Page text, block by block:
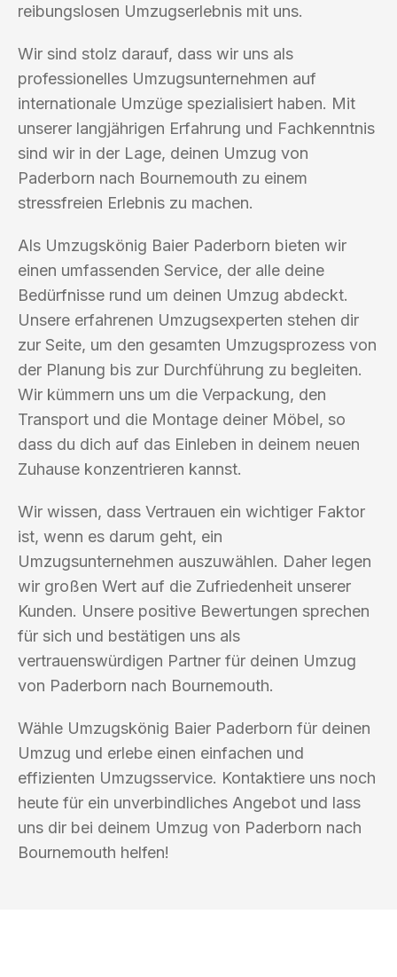
reibungslosen Umzugserlebnis mit uns.
Wir sind stolz darauf, dass wir uns als
professionelles Umzugsunternehmen auf
internationale Umzüge spezialisiert haben. Mit
unserer langjährigen Erfahrung und Fachkenntnis
sind wir in der Lage, deinen Umzug von
Paderborn nach Bournemouth zu einem
stressfreien Erlebnis zu machen.
Als Umzugskönig Baier Paderborn bieten wir
einen umfassenden Service, der alle deine
Bedürfnisse rund um deinen Umzug abdeckt.
Unsere erfahrenen Umzugsexperten stehen dir
zur Seite, um den gesamten Umzugsprozess von
der Planung bis zur Durchführung zu begleiten.
Wir kümmern uns um die Verpackung, den
Transport und die Montage deiner Möbel, so
dass du dich auf das Einleben in deinem neuen
Zuhause konzentrieren kannst.
Wir wissen, dass Vertrauen ein wichtiger Faktor
ist, wenn es darum geht, ein
Umzugsunternehmen auszuwählen. Daher legen
wir großen Wert auf die Zufriedenheit unserer
Kunden. Unsere positive Bewertungen sprechen
für sich und bestätigen uns als
vertrauenswürdigen Partner für deinen Umzug
von Paderborn nach Bournemouth.
Wähle Umzugskönig Baier Paderborn für deinen
Umzug und erlebe einen einfachen und
effizienten Umzugsservice. Kontaktiere uns noch
heute für ein unverbindliches Angebot und lass
uns dir bei deinem Umzug von Paderborn nach
Bournemouth helfen!